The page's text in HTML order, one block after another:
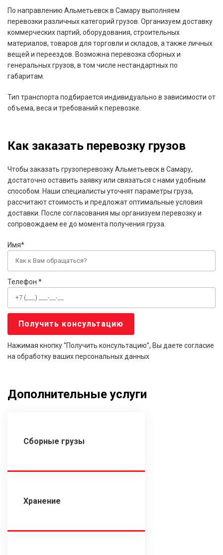
По направлению Альметьевск в Самару выполняем
перевозки различных категорий грузов. Организуем доставку
коммерческих партий, оборудования, строительных
материалов, товаров для торговли и складов, а также личных
вещей и переездов. Возможна перевозка сборных и
генеральных грузов, в том числе нестандартных по
габаритам.
Тип транспорта подбирается индивидуально в зависимости от
объема, веса и требований к перевозке.
Как заказать перевозку грузов
Чтобы заказать грузоперевозку Альметьевск в Самару,
достаточно оставить заявку или связаться с нами удобным
способом. Наши специалисты уточнят параметры груза,
рассчитают стоимость и предложат оптимальные условия
доставки. После согласования мы организуем перевозку и
сопровождаем ее до момента получения груза.
Имя*
Телефон *
Нажимая кнопку “Получить консультацию”, Вы даете согласие
на обработку ваших персональных данных
Дополнительные услуги
Сборные грузы
Хранение